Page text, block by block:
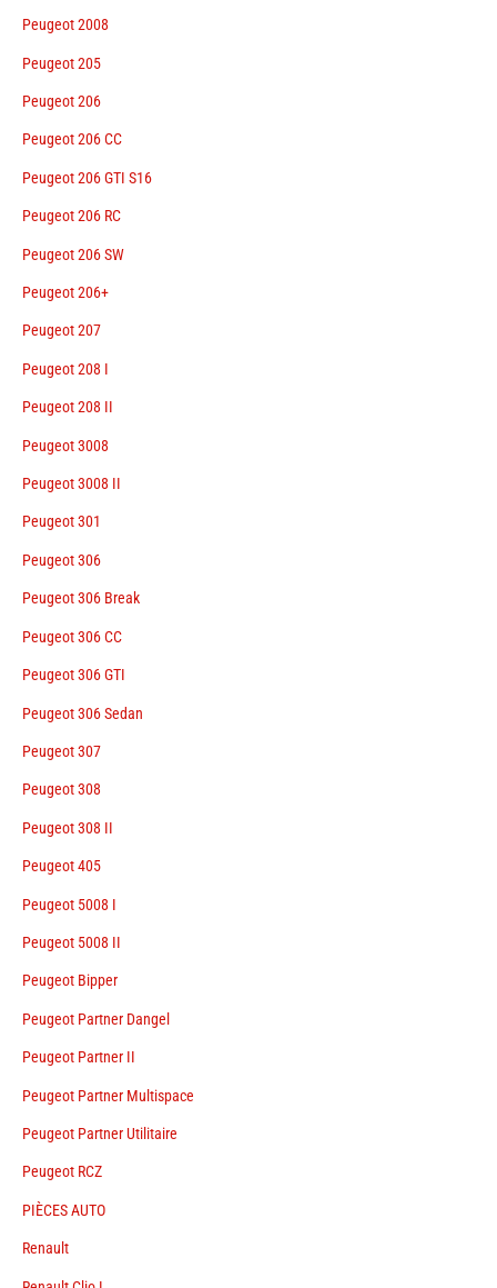
Peugeot 2008
Peugeot 205
Peugeot 206
Peugeot 206 CC
Peugeot 206 GTI S16
Peugeot 206 RC
Peugeot 206 SW
Peugeot 206+
Peugeot 207
Peugeot 208 I
Peugeot 208 II
Peugeot 3008
Peugeot 3008 II
Peugeot 301
Peugeot 306
Peugeot 306 Break
Peugeot 306 CC
Peugeot 306 GTI
Peugeot 306 Sedan
Peugeot 307
Peugeot 308
Peugeot 308 II
Peugeot 405
Peugeot 5008 I
Peugeot 5008 II
Peugeot Bipper
Peugeot Partner Dangel
Peugeot Partner II
Peugeot Partner Multispace
Peugeot Partner Utilitaire
Peugeot RCZ
PIÈCES AUTO
Renault